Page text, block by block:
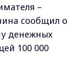
–
сообщил о
денежных
100 000